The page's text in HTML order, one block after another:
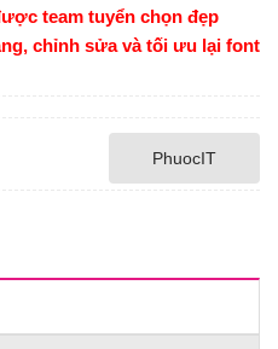
team tuyển chọn đẹp
chỉnh sửa và tối ưu lại font
PhuocIT